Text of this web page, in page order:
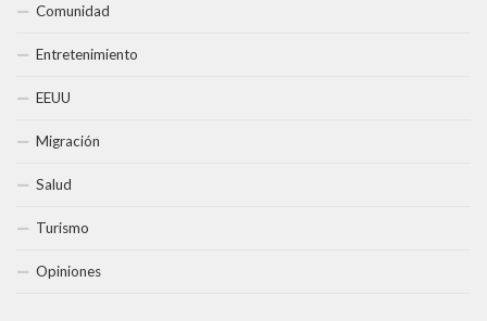
Comunidad
Entretenimiento
EEUU
Migración
Salud
Turismo
Opiniones